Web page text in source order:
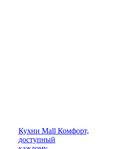
Кухни Mall Комфорт,
доступный